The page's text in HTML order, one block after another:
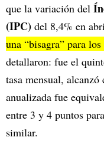
que la variación del
(IPC) del 8,4% en
una “bisagra” para
detallaron: fue el
tasa mensual,
anualizada fue
entre 3 y 4 puntos
similar.